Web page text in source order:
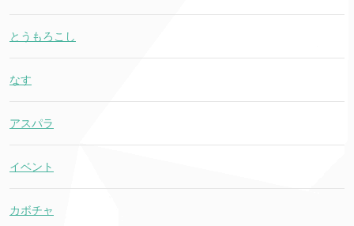
とうもろこし
なす
アスパラ
イベント
カボチャ